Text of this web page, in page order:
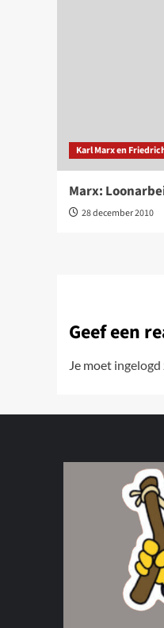
Karl Marx en
Marx:
28 december 2010
Geef een
Je moet ingelogd